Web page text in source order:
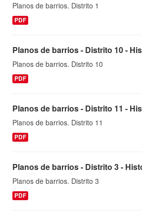
Planos de barrios. Distrito 1
PDF
Planos de barrios - Distrito 10 -
Planos de barrios. Distrito 10
PDF
Planos de barrios - Distrito 11 -
Planos de barrios. Distrito 11
PDF
Planos de barrios - Distrito 3 -
Planos de barrios. Distrito 3
PDF